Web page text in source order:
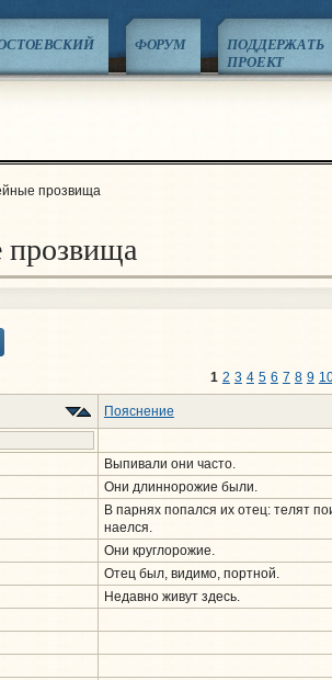
ФОРУМ
ПОДДЕРЖАТЬ
ПРОЕКТ
прозвища
1 2 3 4 5 6 7 8 9
Пояснение
Выпивали они часто.
Они длиннорожие были.
В парнях попался их отец: телят
наелся.
Они круглорожие.
Отец был, видимо, портной.
Недавно живут здесь.